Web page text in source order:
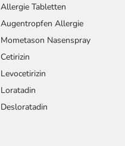
Allergie Tabletten
Augentropfen Allergie
Mometason Nasenspray
Cetirizin
Levocetirizin
Loratadin
Desloratadin